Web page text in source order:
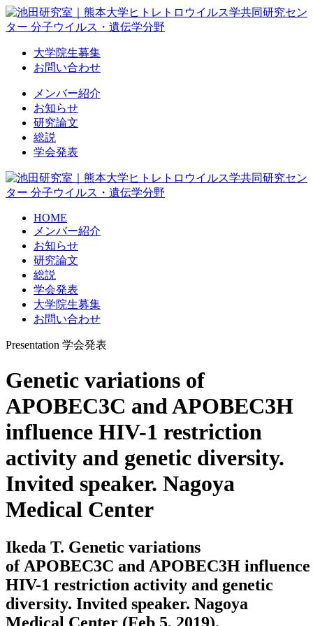
Skip
to
content
大学院生募集
お問い合わせ
メンバー紹介
お知らせ
研究論文
総説
学会発表
HOME
メンバー紹介
お知らせ
研究論文
総説
学会発表
大学院生募集
お問い合わせ
Presentation 学会発表
Genetic variations of
APOBEC3C and APOBEC3H
influence HIV-1 restriction
activity and genetic diversity.
Invited speaker. Nagoya
Medical Center
Ikeda T. Genetic variations
of APOBEC3C and APOBEC3H influence
HIV-1 restriction activity and genetic
diversity. Invited speaker. Nagoya